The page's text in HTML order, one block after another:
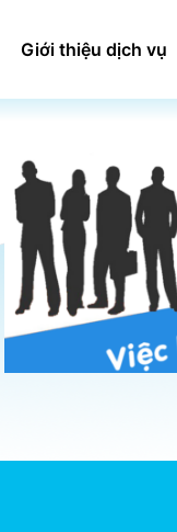
Giới thiệu dịch vụ